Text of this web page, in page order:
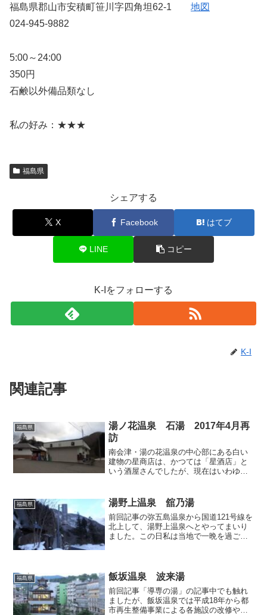
福島県郡山市安積町笹川字四角坦62-1 地図
024-945-9882
5:00～24:00
350円
石鹸以外備品類なし
私の好み：★★★
福島県
シェアする
X Facebook はてブ
LINE コピー
K-Iをフォローする
K-I
関連記事
福島県
湯ノ花温泉 石湯 2017年4月再
訪
南会津・湯の花温泉の中心部にある白い
建物の星商店は、かつては「星酒店」と
いう酒屋さんでしたが、現在はいわゆる
かれた状態になっていました。店内では
食料品の他、地元の方が作...
福島県 湯野上温泉 舘乃湯
前回記事の弥五島温泉から国道121号線を
北上して、湯野上温泉へとやってまいり
ました。この日私は当地で一晩を過ごし
湯」です。湯野上温泉...
福島県 飯坂温泉 波来湯
前回記事「導専の湯」の記事中でも触れ
ましたが、飯坂温泉では平成18年から都
市再生整備事業による各施設の改修や新